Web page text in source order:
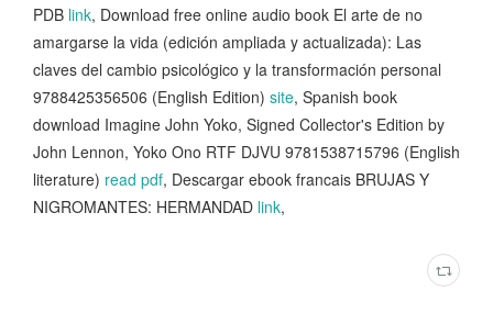
PDB link, Download free online audio book El arte de no
amargarse la vida (edición ampliada y actualizada): Las
claves del cambio psicológico y la transformación personal
9788425356506 (English Edition) site, Spanish book
download Imagine John Yoko, Signed Collector's Edition by
John Lennon, Yoko Ono RTF DJVU 9781538715796 (English
literature) read pdf, Descargar ebook francais BRUJAS Y
NIGROMANTES: HERMANDAD link,